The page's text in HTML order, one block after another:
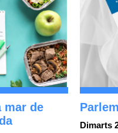
mar de
Dimarts